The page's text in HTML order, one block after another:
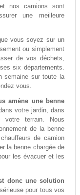
nos camions sont
une meilleure
vous soyez sur un
ou simplement
de vos déchets,
six départements.
semaine sur toute la
vous.
amène une benne
votre jardin, dans
terrain. Nous
de la benne
de camion
la benne chargée de
les évacuer et les
donc une solution
pour tous vos